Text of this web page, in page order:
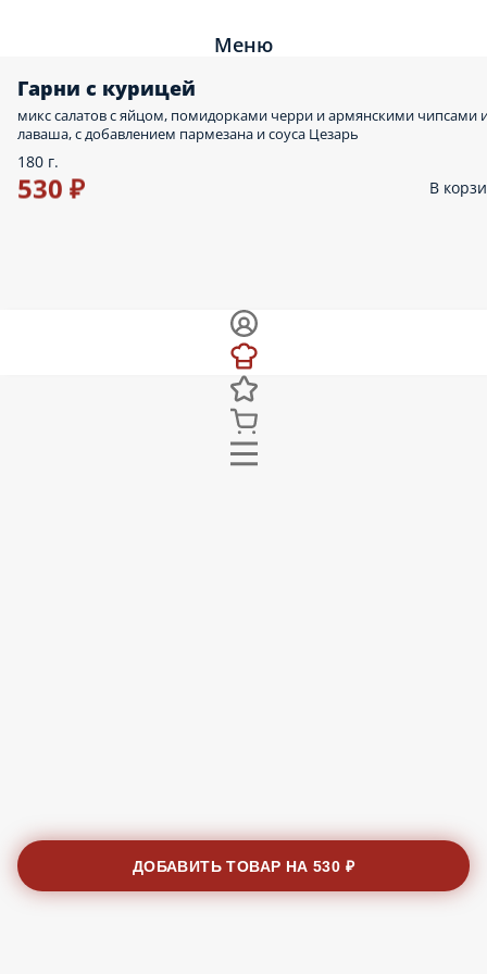
Меню
Гарни с курицей
микс салатов с яйцом, помидорками черри и армянскими чипсами
лаваша, с добавлением пармезана и соуса Цезарь
180 г.
530 ₽ В
ДОБАВИТЬ ТОВАР НА530 ₽